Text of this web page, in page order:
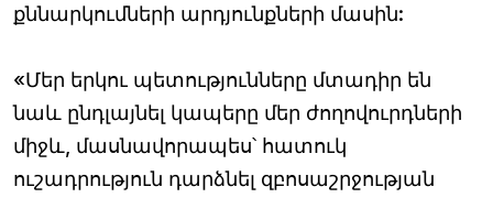
քննարկումների արդյունքների մասին:
«Մեր երկու պետությունները մտադիր են
նաև ընդլայնել կապերը մեր ժողովուրդների
միջև, մասնավորապես՝ հատուկ
ուշադրություն դարձնել զբոսաշրջության